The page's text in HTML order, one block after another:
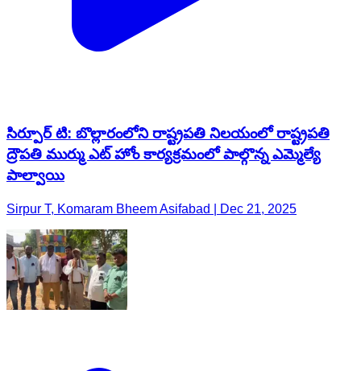
సిర్పూర్ టి: బొల్లారంలోని రాష్ట్రపతి నిలయంలో రాష్ట్రపతి
ద్రౌపతి ముర్ము ఎట్ హోం కార్యక్రమంలో పాల్గొన్న ఎమ్మెల్యే
పాల్వాయి
Sirpur T, Komaram Bheem Asifabad | Dec 21, 2025